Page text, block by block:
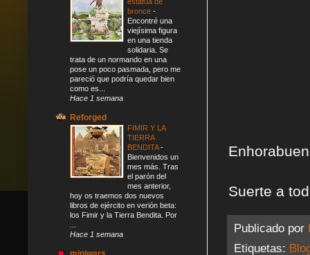
Suerte a
Publicado por
Etiquetas:
bronce -
Encontré una
viejísima figura
en una tienda
solidaria. Se
trata de un normando en una
pose un poco pasmada, pero me
pareció que podría quedar bien
como es...
Hace 1 semana
Reforged
FIMIR Y LA
TIERRA
BENDITA-
Bienvenidos un
mes más. Tras
el parón del
mes anterior,
hoy os traemos dos nuevos
libros de ejército en verión beta:
los Fimir y la Tierra Bendita. Por
Hace 1 semana